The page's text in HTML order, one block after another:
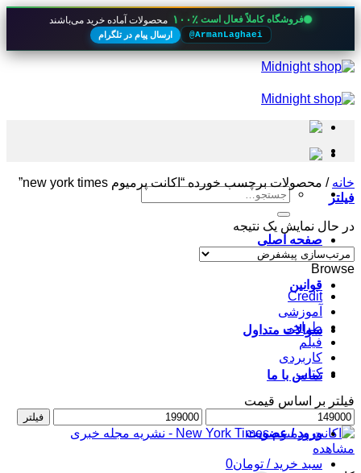
فروشگاه کاملاً فعال است ۱۰۰٪ محصولات آماده خرید می‌باشند
@ArmanLaghaei ارسال پیام در تلگرام
Skip
to
جستجو
صفحه اصلی
قوانین
سوالات متداول
تماس با ما
ورود / عضویت
سبد خرید / تومان0
خانه / محصولات برچسب خورده “اکانت پرمیوم new york times”
فیلتر
در حال نمایش یک نتیجه
Browse
Credit
آموزشی
طراحی
فیلم
کاربردی
کتاب
فیلتر بر اساس قیمت
حداقل
قیمت
حداکثر
قیمت
فیلتر
مشاهده